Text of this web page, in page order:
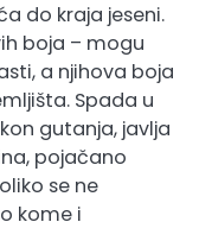
do kraja jeseni.
boja – mogu
a njihova boja
Spada u
gutanja, javlja
pojačano
se ne
kome i